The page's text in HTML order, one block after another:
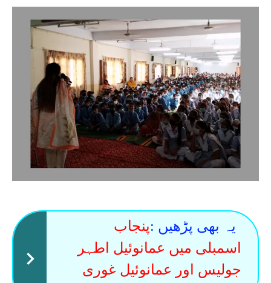
یہ بھی پڑھیں :پنجاب
اسمبلی میں عمانوئیل اطہر
جولیس اور عمانوئیل غوری